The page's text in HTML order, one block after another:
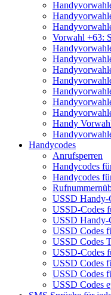
Vorwahl +63:
Handy
Handycodes
Anrufsperren
Handycodes
Handycodes
USSD Handy-
USSD-Codes
USSD Handy-
USSD Codes
USSD Codes
USSD-Codes
USSD Codes
USSD Codes
USSD Codes